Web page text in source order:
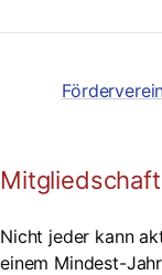
Mitgliedschaft
Nicht jeder kann
einem Mindest-